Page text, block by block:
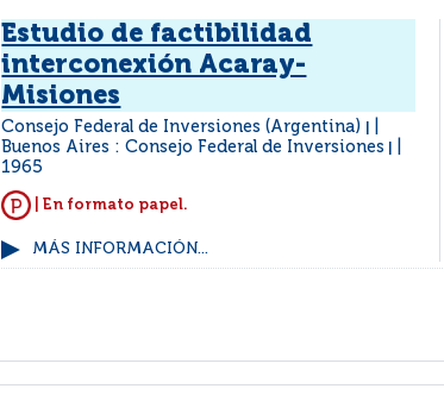
Estudio de factibilidad
interconexión Acaray-
Misiones
Consejo Federal de Inversiones (Argentina)
Buenos Aires : Consejo Federal de Inversiones
1965
| En formato papel.
MÁS INFORMACIÓN...